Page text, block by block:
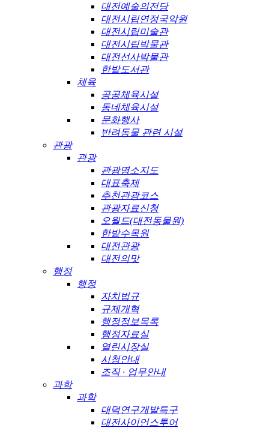
대전예술의전당
대전시립연정국악원
대전시립미술관
대전시립박물관
대전선사박물관
한밭도서관
체육
공공체육시설
동네체육시설
문화행사
반려동물 관련 시설
관광
관광
관광명소지도
대표축제
추천관광코스
관광자료신청
오월드(대전동물원)
한밭수목원
대전관광
대전의맛
행정
행정
자치법규
규제개혁
행정정보목록
행정자료실
열린시장실
시청안내
조직 · 업무안내
과학
과학
대덕연구개발특구
대전사이언스투어